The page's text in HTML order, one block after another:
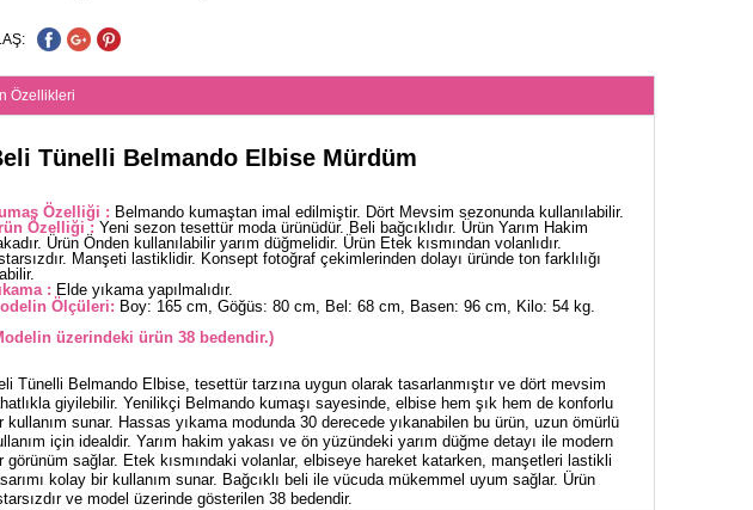
Özellikleri
Tünelli Belmando Elbise Mürdüm
Özelliği : Belmando kumaştan imal edilmiştir. Dört Mevsim sezonunda kullanılabilir.
Özelliği : Yeni sezon tesettür moda ürünüdür. Beli bağcıklıdır. Ürün Yarım Hakim
Ürün Önden kullanılabilir yarım düğmelidir. Ürün Etek kısmından volanlıdır.
Manşeti lastiklidir. Konsept fotoğraf çekimlerinden dolayı üründe ton farklılığı
: Elde yıkama yapılmalıdır.
Ölçüleri: Boy: 165 cm, Göğüs: 80 cm, Bel: 68 cm, Basen: 96 cm, Kilo: 54 kg.
üzerindeki ürün 38 bedendir.)
Tünelli Belmando Elbise, tesettür tarzına uygun olarak tasarlanmıştır ve dört mevsim
giyilebilir. Yenilikçi Belmando kumaşı sayesinde, elbise hem şık hem de konforlu
kullanım sunar. Hassas yıkama modunda 30 derecede yıkanabilen bu ürün, uzun ömürlü
için idealdir. Yarım hakim yakası ve ön yüzündeki yarım düğme detayı ile modern
görünüm sağlar. Etek kısmındaki volanlar, elbiseye hareket katarken, manşetleri lastikli
kolay bir kullanım sunar. Bağcıklı beli ile vücuda mükemmel uyum sağlar. Ürün
ve model üzerinde gösterilen 38 bedendir.